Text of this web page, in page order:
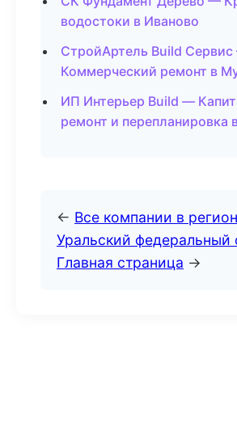
водостоки в Иваново
СтройАртель Build
Коммерческий ремонт в
ИП Интерьер Build —
ремонт и перепланировка
← Все компании в
Уральский федеральный
Главная страница →